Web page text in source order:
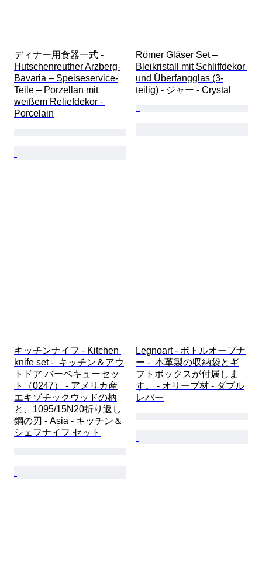
ディナー用食器一式 -
Hutschenreuther Arzberg-
Bavaria – Speiseservice-
Teile – Porzellan mit
weißem Reliefdekor -
Porcelain
Römer Gläser Set –
Bleikristall mit Schliffdekor
und Überfangglas (3-
teilig) - ジャー - Crystal
キッチンナイフ - Kitchen
knife set -  キッチン＆アウ
トドア バーベキューセッ
ト（0247） - アメリカ産
エキゾチックウッドの柄
と、1095/15N20折り返し
鋼の刃 - Asia - キッチン＆
シェフナイフ セット
Legnoart - ボトルオープナ
ー -  本革製の収納袋とギ
フトボックスが付属しま
す。 - オリーブ材 - ダブル
レバー